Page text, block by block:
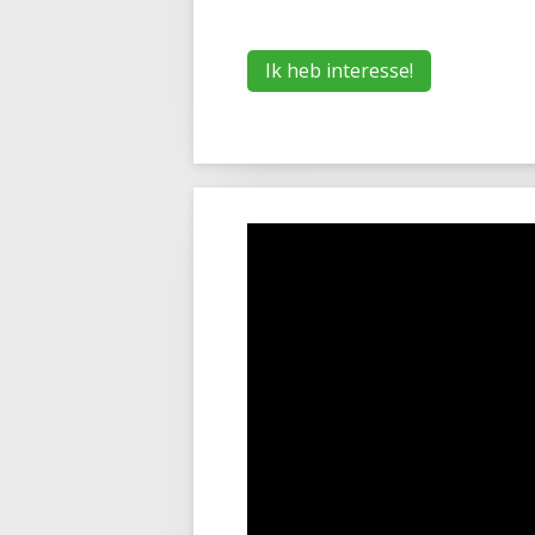
Ik heb interesse!